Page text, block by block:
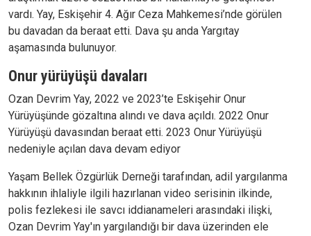
vardı. Yay, Eskişehir 4. Ağır Ceza Mahkemesi’nde görülen
bu davadan da beraat etti. Dava şu anda Yargıtay
aşamasında bulunuyor.
Onur yürüyüşü davaları
Ozan Devrim Yay, 2022 ve 2023’te Eskişehir Onur
Yürüyüşünde gözaltına alındı ve dava açıldı. 2022 Onur
Yürüyüşü davasından beraat etti. 2023 Onur Yürüyüşü
nedeniyle açılan dava devam ediyor
Yaşam Bellek Özgürlük Derneği tarafından, adil yargılanma
hakkının ihlaliyle ilgili hazırlanan video serisinin ilkinde,
polis fezlekesi ile savcı iddianameleri arasındaki ilişki,
Ozan Devrim Yay'ın yargılandığı bir dava üzerinden ele